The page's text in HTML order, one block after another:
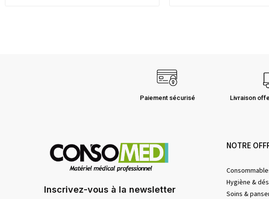
Paiement sécurisé Livraison
Inscrivez-vous à la newsletter
NOTRE
Hygiène &
Soins &